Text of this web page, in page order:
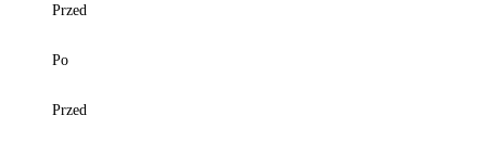
Przed
Po
Przed